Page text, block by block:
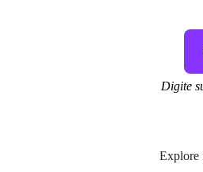
Digite
Explore